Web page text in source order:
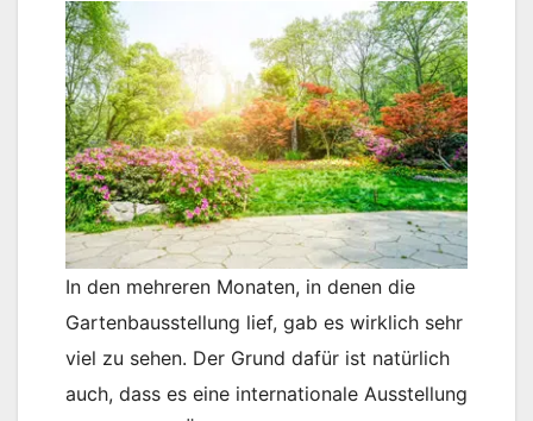
In den mehreren Monaten, in denen die
Gartenbausstellung lief, gab es wirklich sehr
viel zu sehen. Der Grund dafür ist natürlich
auch, dass es eine internationale Ausstellung